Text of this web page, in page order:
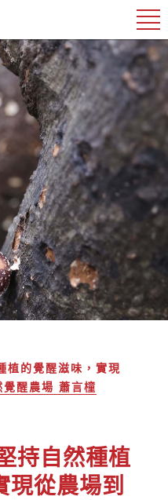
植的覺醒滋味，實現
醒農場 蕭言橦
持自然種植
現從農場到